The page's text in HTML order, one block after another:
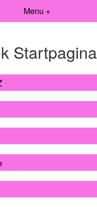
Menu +
Startpagina